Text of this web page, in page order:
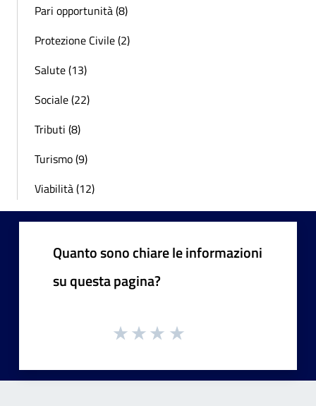
Pari opportunità (8)
Protezione Civile (2)
Salute (13)
Sociale (22)
Tributi (8)
Turismo (9)
Viabilità (12)
Quanto sono chiare le informazioni
su questa pagina?